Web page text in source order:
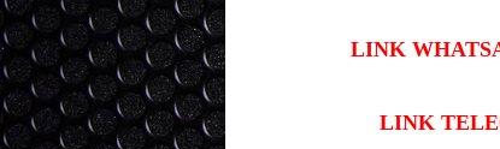
LINK
LINK